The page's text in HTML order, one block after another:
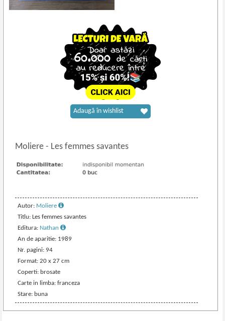
Moliere- Les femmes savantes
Autor: Moliere
Titlu: Les femmes savantes
Editura: Nathan
An de aparitie: 1989
Nr. pagini: 94
Format: 20 x 27 cm
Coperti: brosate
Carte in limba: franceza
Stare: buna
Adaugă în wishlist